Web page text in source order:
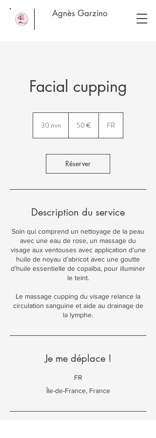
Agnès Garzino
Facial cupping
30 min
i
50 € FR
Réserver
Description du service
Soin qui comprend un nettoyage de la peau
avec une eau de rose, un massage du
visage aux ventouses avec application d’une
huile de noyau d’abricot avec une goutte
d’huile essentielle de copaïba, pour illuminer
le teint.
Le massage cupping du visage relance la
circulation sanguine et aide au drainage de
la lymphe.
Je me déplace !
FR
Île-de-France, France